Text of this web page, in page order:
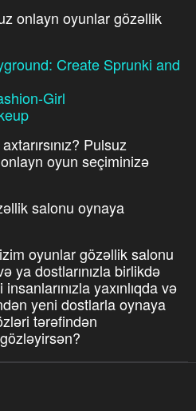
onlayn oyunlar gözəllik
Create Sprunki and
Girl
Pulsuz
onlayn oyun seçiminizə
salonu oynaya
oyunlar gözəllik salonu
ya dostlarınızla birlikdə
yaxınlıqda və
yeni dostlarla oynaya
tərəfindən